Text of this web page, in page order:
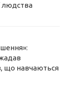
людства
що навчаються